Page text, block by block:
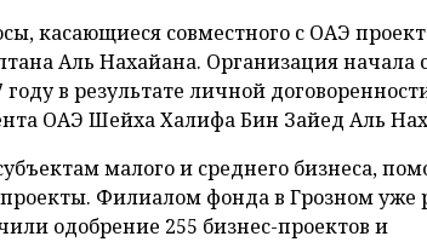
касающиеся совместного с ОАЭ
Аль Нахайана. Организация начала
в результате личной
ОАЭ Шейха Халифа Бин Зайед Аль
малого и среднего бизнеса,
Филиалом фонда в Грозном уже
одобрение 255 бизнес-проектов и